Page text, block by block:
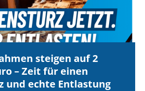
steigen auf 2
– Zeit für einen
und echte Entlastung